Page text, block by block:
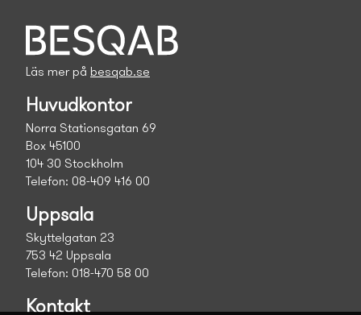
Läs mer på besqab.se
Huvudkontor
Norra Stationsgatan 69
Box 45100
104 30 Stockholm
Telefon: 08-409 416 00
Uppsala
Skyttelgatan 23
753 42 Uppsala
Telefon: 018-470 58 00
Kontakt